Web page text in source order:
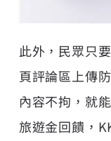
此外，民眾只
頁評論區上傳
內容不拘，就
旅遊金回饋，